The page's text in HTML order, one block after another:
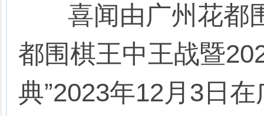
喜闻由广州花都围
都围棋王中王战暨
典”2023年12月3日